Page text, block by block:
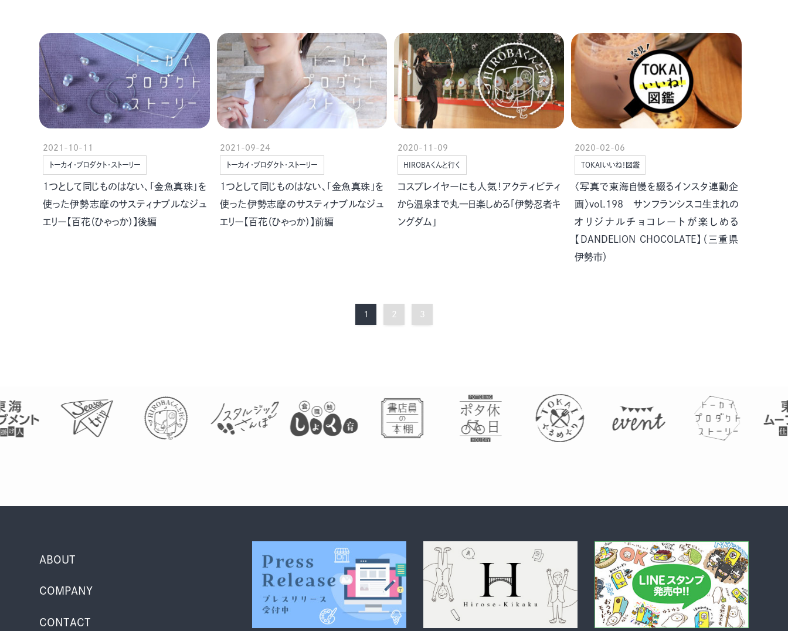
2021-10-11
トーカイ・プロダクト・ストーリー
1つとして同じものはない、「金魚真珠」を
使った伊勢志摩のサスティナブルなジュ
エリー【百花（ひゃっか）】後編
2021-09-24
トーカイ・プロダクト・ストーリー
1つとして同じものはない、「金魚真珠」を
使った伊勢志摩のサスティナブルなジュ
エリー【百花（ひゃっか）】前編
2020-11-09
HIROBAくんと行く
コスプレイヤーにも人気！アクティビティ
から温泉まで丸一日楽しめる「伊勢忍者キ
ングダム」
2020-02-06
TOKAIいいね！図鑑
〈写真で東海自慢を綴るインスタ連動企
画〉vol.198 サンフランシスコ生まれの
オリジナルチョコレートが楽しめる
【DANDELION CHOCOLATE】（三重県
伊勢市）
1 2 3
ABOUT
COMPANY
CONTACT